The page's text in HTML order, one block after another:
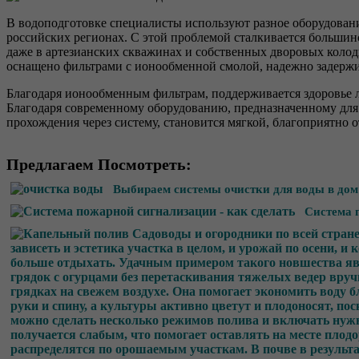
В водоподготовке специалисты используют разное
российских регионах. С этой проблемой сталкивается
даже в артезианских скважинах и собственных дворовых
оснащено фильтрами с ионообменной смолой, надежно
Благодаря ионообменным фильтрам, поддерживается
Благодаря современному оборудованию, предназначенному
прохождения через систему, становится мягкой,
Предлагаем Посмотреть:
Выбираем системы очистки для воды в дом
Система